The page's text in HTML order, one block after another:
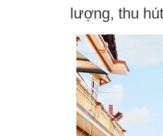
lượng, thu